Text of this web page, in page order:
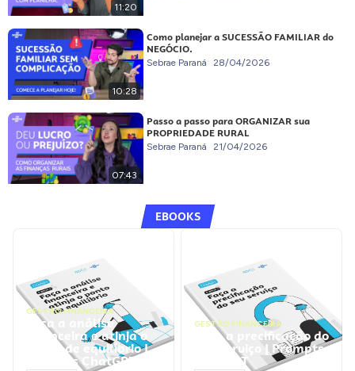
11:20
10:28
Como planejar a SUCESSÃO FAMILIAR do
NEGÓCIO.
Sebrae Paraná 28/04/2026
07:43
Passo a passo para ORGANIZAR sua
PROPRIEDADE RURAL
Sebrae Paraná 21/04/2026
EBOOKS
GESTÃO FINANCEIRA
Faça a análise
financeira e atinja o
ponto de equilíbrio |
Prompts ChatGPT
GESTÃO FINANCEIRA
Faça a precificação do
seu serviço | Prompts
ChatGPT